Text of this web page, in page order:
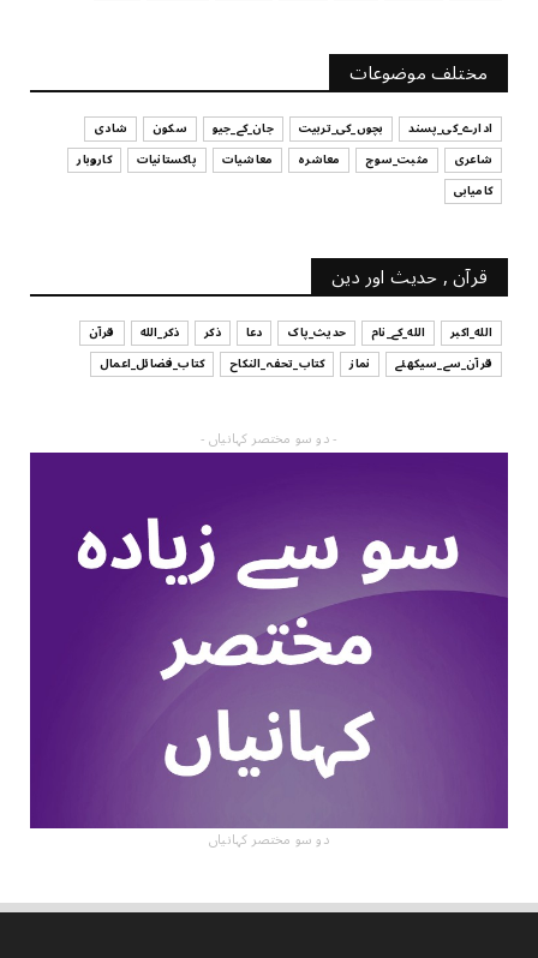
آپ کا فیصلہ کرنے کا انداز
July 29, 2026
مختلف موضوعات
ادارے_کی_پسند بچوں_کی_تربیت جان_کے_جیو سکون
شادی
شاعری
مثبت_سوچ معاشرہ معاشیات پاکستانیات
کاروبار
کامیابی
قرآن , حدیث اور دین
الله_اکبر الله_کے_نام حدیث_پاک دعا ذکر ذکر_الله
قرآن
قرآن_سے_سیکھئے
نماز کتاب_تحفہ_النکاح کتاب_فضائل_اعمال
- دو سو مختصر کہانیاں -
دو سو مختصر کہانیاں